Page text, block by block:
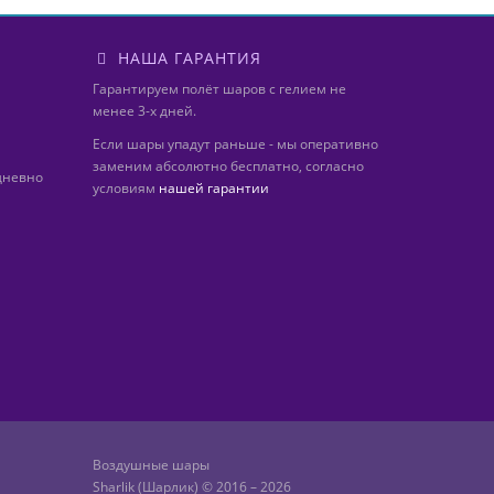
НАША ГАРАНТИЯ
Гарантируем полёт шаров с гелием не
менее 3-х дней.
Если шары упадут раньше - мы оперативно
заменим абсолютно бесплатно, согласно
условиям нашей гарантии
Воздушные шары
Sharlik (Шарлик) © 2016 – 2026